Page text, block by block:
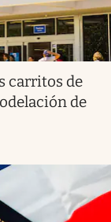
carritos de
de